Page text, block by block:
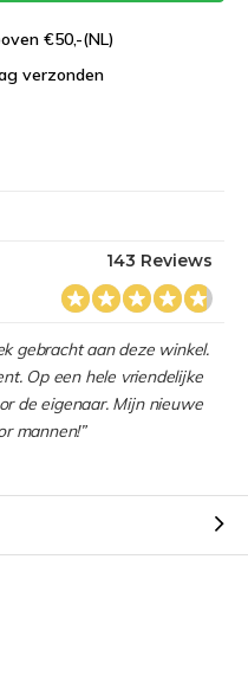
€50,-(NL)
verzonden
143 Reviews
gebracht aan deze winkel.
Op een hele vriendelijke
de eigenaar. Mijn nieuwe
mannen!”